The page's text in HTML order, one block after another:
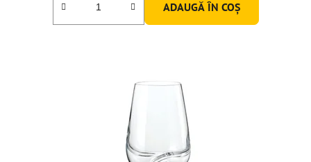
ADAUGĂ ÎN COŞ